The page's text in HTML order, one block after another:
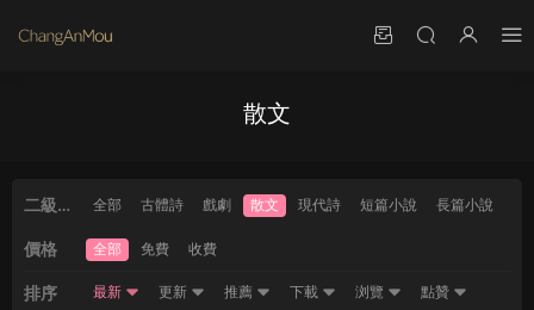
散文
二級分
全部 古體詩 戲劇 散文 現代詩 短篇小說 長篇小說
價格 全部 免費 收費
排序 最新 更新 推薦 下載 浏覽
點贊